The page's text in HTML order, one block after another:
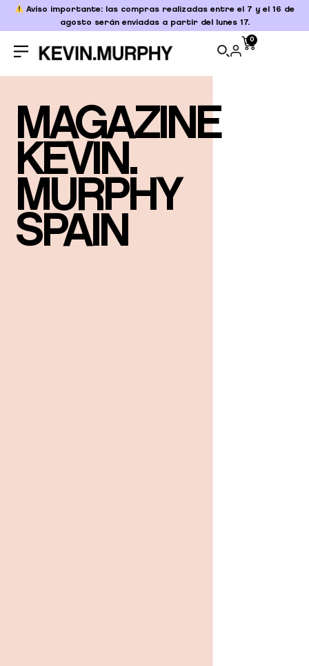
Aviso importante: las compras realizadas entre el 7 y el 16 de
agosto serán enviadas a partir del lunes 17.
0
MAGAZINE
KEVIN.
MURPHY
SPAIN